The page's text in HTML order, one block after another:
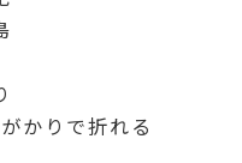
かりで折れる